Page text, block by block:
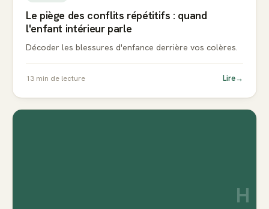
Le piège des conflits répétitifs : quand
l'enfant intérieur parle
Décoder les blessures d'enfance derrière vos colères.
13 min de lecture Lire→
H